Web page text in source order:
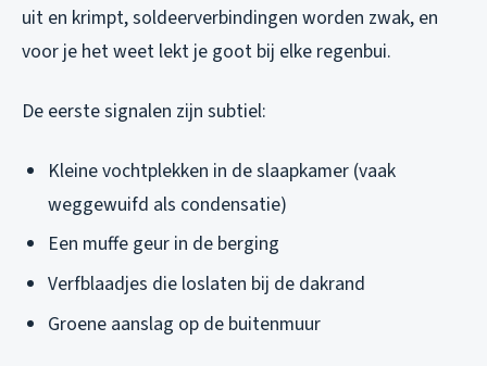
uit en krimpt, soldeerverbindingen worden zwak, en
voor je het weet lekt je goot bij elke regenbui.
De eerste signalen zijn subtiel:
Kleine vochtplekken in de slaapkamer (vaak
weggewuifd als condensatie)
Een muffe geur in de berging
Verfblaadjes die loslaten bij de dakrand
Groene aanslag op de buitenmuur